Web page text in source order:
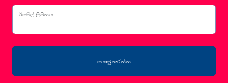
ඊමේල් ලිපිනය
යොමු කරන්න